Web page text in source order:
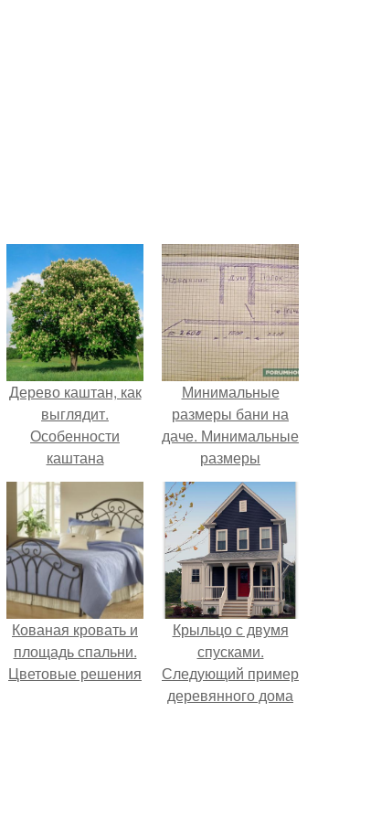
Дерево каштан, как
выглядит.
Особенности
каштана
Минимальные
размеры бани на
даче. Минимальные
размеры
помещений и бани
Кованая кровать и
площадь спальни.
Цветовые решения
Крыльцо с двумя
спусками.
Следующий пример
деревянного дома